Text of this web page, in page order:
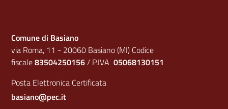
Comune di Basiano
via Roma, 11 - 20060 Basiano (MI) Codice
fiscale83504250156/ P.IVA 05068130151
Posta Elettronica Certificata
basiano@pec.it